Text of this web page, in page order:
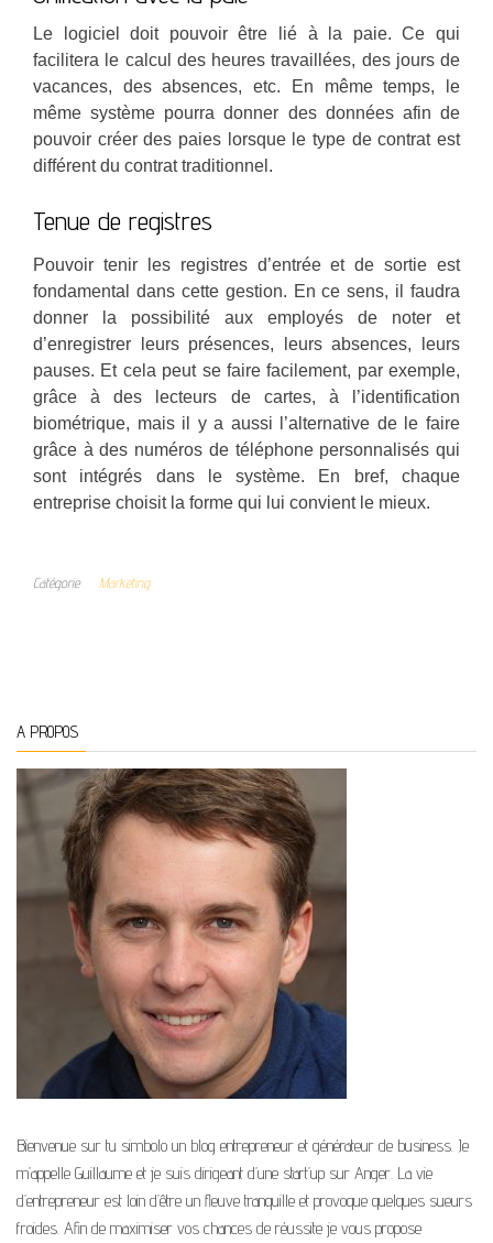
Le logiciel doit pouvoir être lié à la paie. Ce qui
facilitera le calcul des heures travaillées, des jours de
vacances, des absences, etc. En même temps, le
même système pourra donner des données afin de
pouvoir créer des paies lorsque le type de contrat est
différent du contrat traditionnel.
Tenue de registres
Pouvoir tenir les registres d’entrée et de sortie est
fondamental dans cette gestion. En ce sens, il faudra
donner la possibilité aux employés de noter et
d’enregistrer leurs présences, leurs absences, leurs
pauses. Et cela peut se faire facilement, par exemple,
grâce à des lecteurs de cartes, à l’identification
biométrique, mais il y a aussi l’alternative de le faire
grâce à des numéros de téléphone personnalisés qui
sont intégrés dans le système. En bref, chaque
entreprise choisit la forme qui lui convient le mieux.
Catégorie Marketing
A PROPOS
Bienvenue sur tu simbolo un blog entrepreneur et générateur de business. Je
m’appelle Guillaume et je suis dirigeant d’une start’up sur Anger. La vie
d’entrepreneur est loin d’être un fleuve tranquille et provoque quelques sueurs
froides. Afin de maximiser vos chances de réussite je vous propose